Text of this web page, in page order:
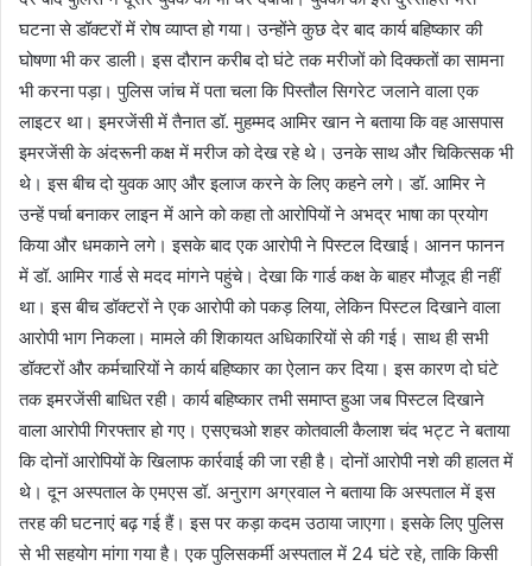
घटना से डॉक्टरों में रोष व्याप्त हो गया। उन्होंने कुछ देर बाद कार्य बहिष्कार की
घोषणा भी कर डाली। इस दौरान करीब दो घंटे तक मरीजों को दिक्कतों का सामना
भी करना पड़ा। पुलिस जांच में पता चला कि पिस्तौल सिगरेट जलाने वाला एक
लाइटर था। इमरजेंसी में तैनात डॉ. मुहम्मद आमिर खान ने बताया कि वह आसपास
इमरजेंसी के अंदरूनी कक्ष में मरीज को देख रहे थे। उनके साथ और चिकित्सक भी
थे। इस बीच दो युवक आए और इलाज करने के लिए कहने लगे। डॉ. आमिर ने
उन्हें पर्चा बनाकर लाइन में आने को कहा तो आरोपियों ने अभद्र भाषा का प्रयोग
किया और धमकाने लगे। इसके बाद एक आरोपी ने पिस्टल दिखाई। आनन फानन
में डॉ. आमिर गार्ड से मदद मांगने पहुंचे। देखा कि गार्ड कक्ष के बाहर मौजूद ही नहीं
था। इस बीच डॉक्टरों ने एक आरोपी को पकड़ लिया, लेकिन पिस्टल दिखाने वाला
आरोपी भाग निकला। मामले की शिकायत अधिकारियों से की गई। साथ ही सभी
डॉक्टरों और कर्मचारियों ने कार्य बहिष्कार का ऐलान कर दिया। इस कारण दो घंटे
तक इमरजेंसी बाधित रही। कार्य बहिष्कार तभी समाप्त हुआ जब पिस्टल दिखाने
वाला आरोपी गिरफ्तार हो गए। एसएचओ शहर कोतवाली कैलाश चंद भट्ट ने बताया
कि दोनों आरोपियों के खिलाफ कार्रवाई की जा रही है। दोनों आरोपी नशे की हालत में
थे। दून अस्पताल के एमएस डॉ. अनुराग अग्रवाल ने बताया कि अस्पताल में इस
तरह की घटनाएं बढ़ गई हैं। इस पर कड़ा कदम उठाया जाएगा। इसके लिए पुलिस
से भी सहयोग मांगा गया है। एक पुलिसकर्मी अस्पताल में 24 घंटे रहे, ताकि किसी